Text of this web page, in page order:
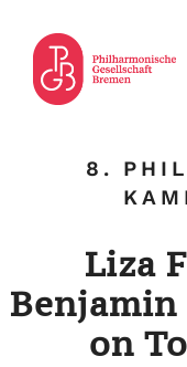
Inhalt
springen
8.
Liza
on